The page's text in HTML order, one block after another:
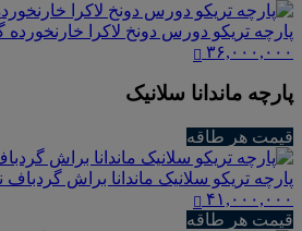
پارچه تریکو دورس دونخ لاکرا
۳۶,۰۰۰,۰۰۰
پارچه ماندانا سلانیک
قیمت هر طاقه
پارچه تریکو سلانیک ماندانا براش
۴۱,۰۰۰,۰۰۰
قیمت هر طاقه